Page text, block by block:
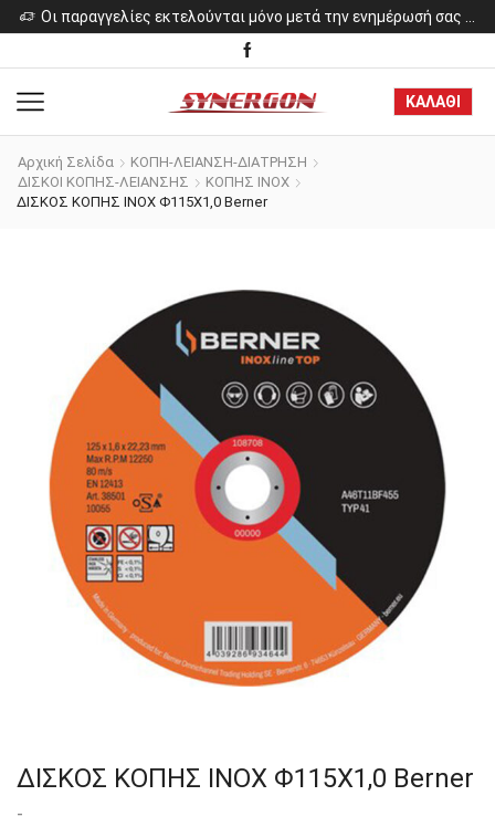
ΚΑΛΑΘΙ
Αρχική Σελίδα
ΚΟΠΗ-ΛΕΙΑΝΣΗ-ΔΙΑΤΡΗΣΗ
ΔΙΣΚΟΙ ΚΟΠΗΣ-ΛΕΙΑΝΣΗΣ
ΚΟΠΗΣ ΙΝΟΧ
ΔΙΣΚΟΣ ΚΟΠΗΣ INOX Φ115Χ1,0 Berner
ΔΙΣΚΟΣ ΚΟΠΗΣ INOX Φ115Χ1,0 Berner
-